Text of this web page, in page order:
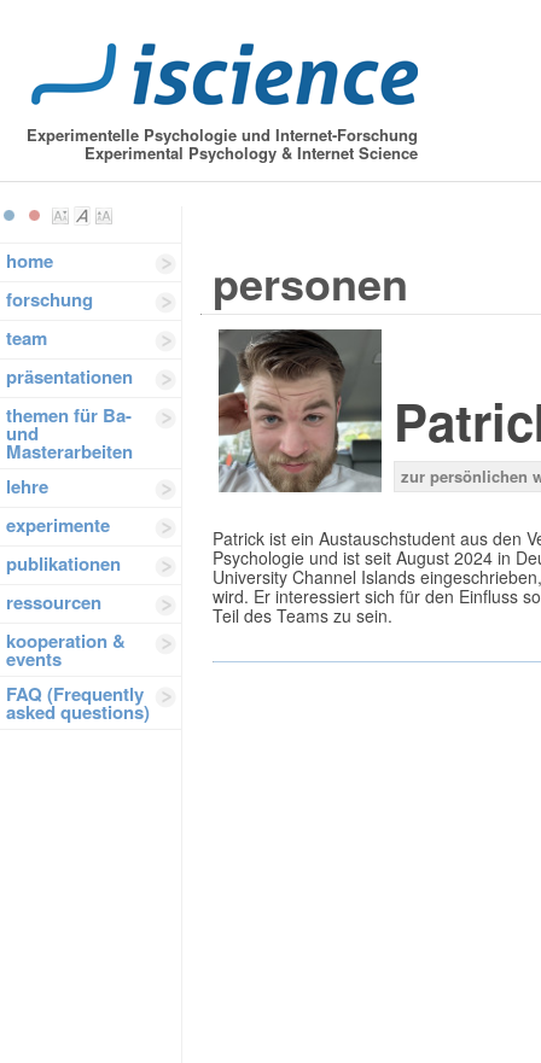
Experimentelle Psychologie und Internet-Forschung
Experimental Psychology & Internet Science
home
forschung
team
präsentationen
themen für Ba-
und
Masterarbeiten
lehre
experimente
publikationen
ressourcen
kooperation &
events
FAQ (Frequently
asked questions)
personen
zur persönlichen
Patrick ist ein Austauschstudent aus den
Psychologie und ist seit August 2024 in
University Channel Islands
wird. Er interessiert sich für den Einfluss
Teil des Teams zu sein.